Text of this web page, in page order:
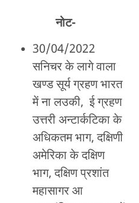
नोट-
30/04/2022
सनिचर के लागे वाला
खण्ड सूर्य ग्रहण भारत
में ना लउकी, ई ग्रहण
उत्तरी अन्टार्कटिका के
अधिकतम भाग, दक्षिणी
अमेरिका के दक्षिण
भाग, दक्षिण प्रशांत
महासागर आ